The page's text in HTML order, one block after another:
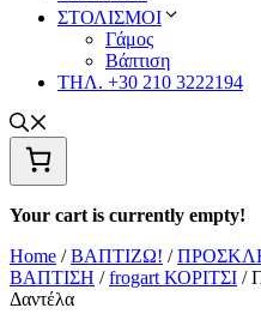
ΣΤΟΛΙΣΜΟΙ
Γάμος
Βάπτιση
ΤΗΛ. +30 210 3222194
Your cart is currently empty!
Home /ΒΑΠΤΙΖΩ! /
ΒΑΠΤΙΣΗ /frogart ΚΟΡΙΤΣΙ /
Δαντέλα